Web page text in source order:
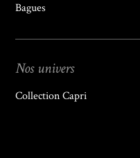
Bagues
Nos univers
Collection Capri